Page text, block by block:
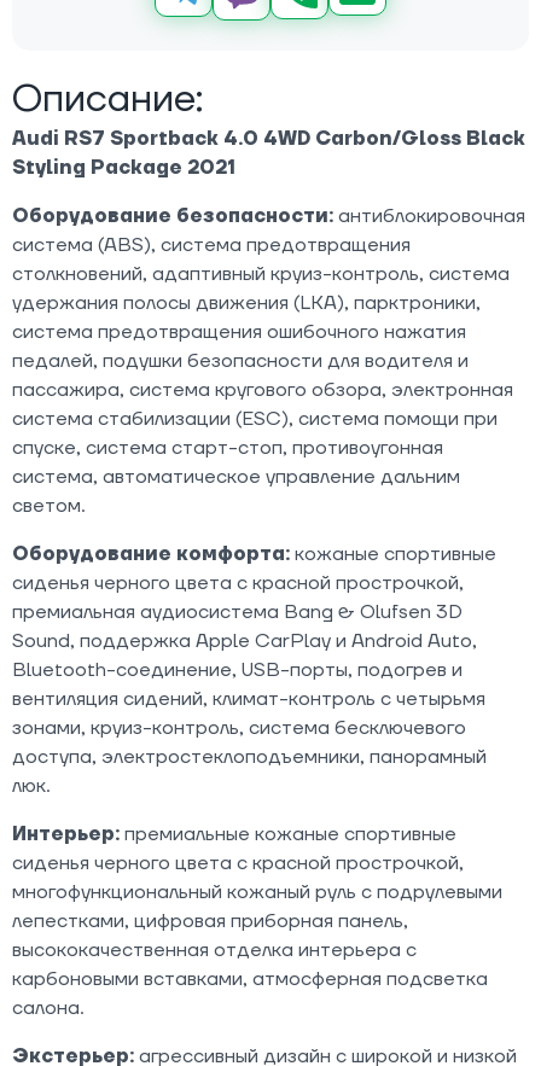
Описание:
Audi RS7 Sportback 4.0 4WD Carbon/Gloss Black
Styling Package 2021
Оборудование безопасности: антиблокировочная
система (ABS), система предотвращения
столкновений, адаптивный круиз-контроль, система
удержания полосы движения (LKA), парктроники,
система предотвращения ошибочного нажатия
педалей, подушки безопасности для водителя и
пассажира, система кругового обзора, электронная
система стабилизации (ESC), система помощи при
спуске, система старт-стоп, противоугонная
система, автоматическое управление дальним
светом.​
Оборудование комфорта: кожаные спортивные
сиденья черного цвета с красной прострочкой,
премиальная аудиосистема Bang & Olufsen 3D
Sound, поддержка Apple CarPlay и Android Auto,
Bluetooth-соединение, USB-порты, подогрев и
вентиляция сидений, климат-контроль с четырьмя
зонами, круиз-контроль, система бесключевого
доступа, электростеклоподъемники, панорамный
люк.​
Интерьер: премиальные кожаные спортивные
сиденья черного цвета с красной прострочкой,
многофункциональный кожаный руль с подрулевыми
лепестками, цифровая приборная панель,
высококачественная отделка интерьера с
карбоновыми вставками, атмосферная подсветка
салона.​
Экстерьер: агрессивный дизайн с широкой и низкой